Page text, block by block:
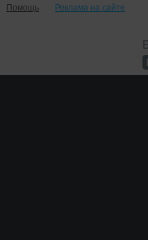
Помощь
Реклама на сайте